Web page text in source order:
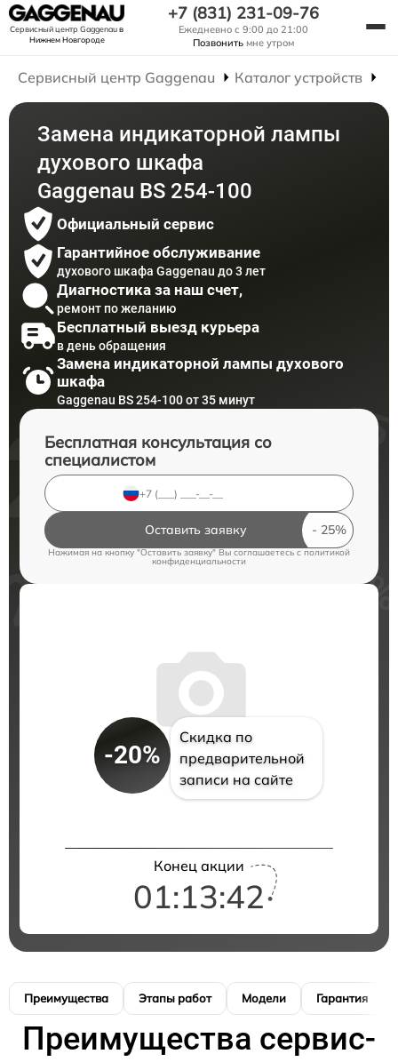
Сервисный центр Gaggenauв
Нижнем Новгороде
+7 (831) 231-09-76
Ежедневно с 9:00 до 21:00
Позвонить мне утром
Сервисный центр Gaggenau Каталог устройств
Замена индикаторной лампы
духового шкафа
Gaggenau BS 254-100
Официальный сервис
Гарантийное обслуживание
духового шкафа Gaggenau до 3 лет
Диагностика за наш счет,
ремонт по желанию
Бесплатный выезд курьера
в день обращения
Замена индикаторной лампы духового
шкафа
Gaggenau BS 254-100 от 35 минут
Бесплатная консультация со
специалистом
Оставить заявку
Нажимая на кнопку "Оставить заявку" Вы соглашаетесь cполитикой
конфиденциальности
-20%
Скидка по
предварительной
записи на сайте
Конец акции
01:13:41
Преимущества Этапы работ Модели Гарантия
Преимущества сервис-